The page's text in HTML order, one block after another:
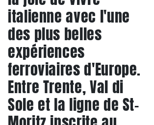
italienne avec l'une
des plus belles
expériences
ferroviaires d'Europe.
Entre Trente, Val di
Sole et la ligne de St-